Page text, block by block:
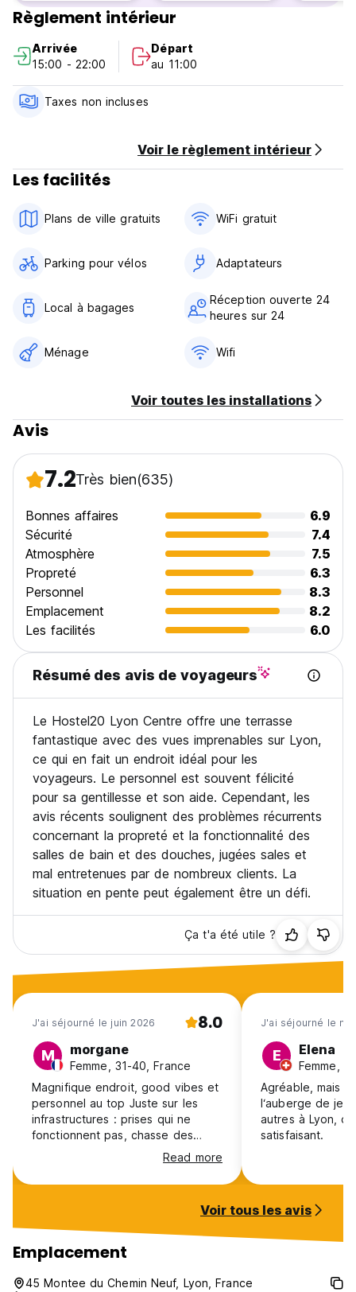
Règlement intérieur
Arrivée
15:00 - 22:00
Départ
au 11:00
Taxes non incluses
Voir le règlement intérieur
Les facilités
Plans de ville gratuits WiFi gratuit
Parking pour vélos Adaptateurs
Local à bagages
Réception ouverte 24
heures sur 24
Ménage Wifi
Voir toutes les installations
Avis
7.2Très bien(635)
Bonnes affaires
6.9
Sécurité
7.4
Atmosphère
7.5
Propreté
6.3
Personnel
8.3
Emplacement
8.2
Les facilités
6.0
Résumé des avis de voyageurs
Le Hostel20 Lyon Centre offre une terrasse
fantastique avec des vues imprenables sur Lyon,
ce qui en fait un endroit idéal pour les
voyageurs. Le personnel est souvent félicité
pour sa gentillesse et son aide. Cependant, les
avis récents soulignent des problèmes récurrents
concernant la propreté et la fonctionnalité des
salles de bain et des douches, jugées sales et
mal entretenues par de nombreux clients. La
situation en pente peut également être un défi.
Ça t'a été utile ?
J'ai séjourné le juin 2026 8.0
M morgane
Femme, 31-40, France
Magnifique endroit, good vibes et
personnel au top Juste sur les
infrastructures : prises qui ne
fonctionnent pas, chasse des
toilettes cassée, robinet cassé ,
pas de raclette et d’évacuation
d’eau en dehors des douches
Read more
J'ai séjourné le
E Elena
Femme,
Agréable, mais
l‘auberge de
autres à Lyon,
satisfaisant.
Voir tous les avis
Emplacement
45 Montee du Chemin Neuf, Lyon, France